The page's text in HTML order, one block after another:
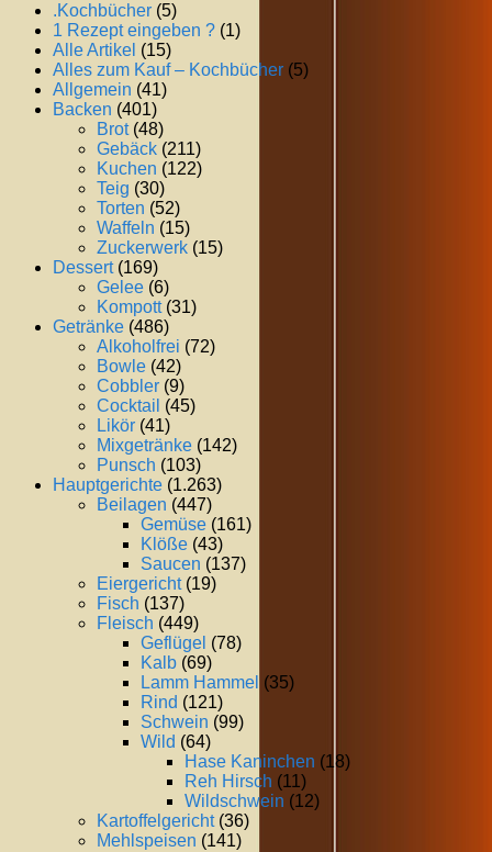
.Kochbücher (5)
1 Rezept eingeben ? (1)
Alle Artikel (15)
Alles zum Kauf – Kochbücher (5)
Allgemein (41)
Backen (401)
Brot(48)
Gebäck (211)
Kuchen (122)
Teig (30)
Torten (52)
Waffeln (15)
Zuckerwerk (15)
Dessert(169)
Gelee (6)
Kompott(31)
Getränke (486)
Alkoholfrei (72)
Bowle (42)
Cobbler (9)
Cocktail (45)
Likör (41)
Mixgetränke (142)
Punsch (103)
Hauptgerichte (1.263)
Beilagen (447)
Gemüse (161)
Klöße (43)
Saucen (137)
Eiergericht(19)
Fisch (137)
Fleisch (449)
Geflügel (78)
Kalb (69)
Lamm Hammel (35)
Rind (121)
Schwein (99)
Wild (64)
Hase Kaninchen (18)
Reh Hirsch (11)
Wildschwein (12)
Kartoffelgericht(36)
Mehlspeisen (141)